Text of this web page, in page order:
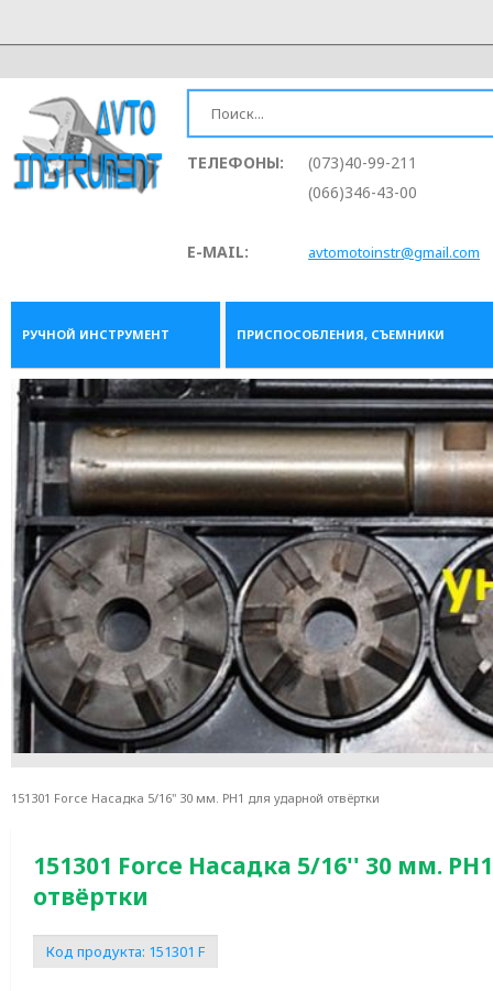
ТЕЛЕФОНЫ:
(073)40-99-211
(066)346-43-00
E-MAIL: avtomotoinstr@gmail.com
РУЧНОЙ ИНСТРУМЕНТ ПРИСПОСОБЛЕНИЯ, СЪЕМНИКИ
151301 Force Насадка 5/16'' 30 мм. РН1 для ударной отвёртки
151301 Force Насадка 5/16'' 30 мм.
отвёртки
Код продукта: 151301 F